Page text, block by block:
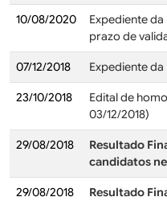
10/08/2020
Expediente
prazo de
07/12/2018 Expediente
23/10/2018
Edital de
03/12/2018)
29/08/2018
Resultado
candidatos
29/08/2018
Resultado